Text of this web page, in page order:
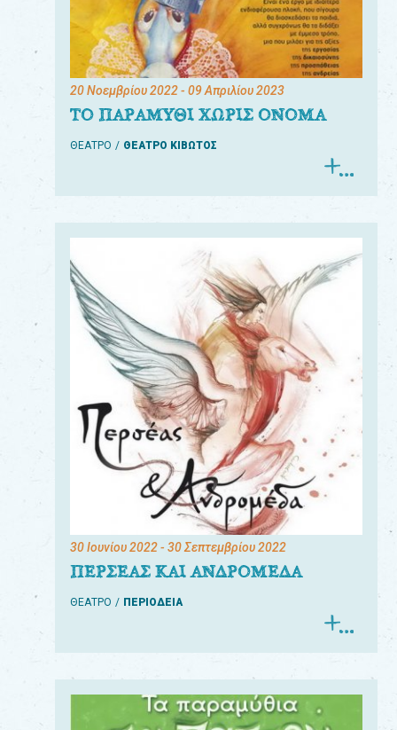
20 Νοεμβρίου 2022- 09 Απριλίου 2023
ΤΟ ΠΑΡΑΜΥΘΙ ΧΩΡΙΣ ΟΝΟΜΑ
ΘΕΑΤΡΟ ΘΕΑΤΡΟ ΚΙΒΩΤΟΣ
30 Ιουνίου 2022- 30 Σεπτεμβρίου 2022
ΠΕΡΣΕΑΣ ΚΑΙ ΑΝΔΡΟΜΕΔΑ
ΘΕΑΤΡΟ ΠΕΡΙΟΔΕΙΑ